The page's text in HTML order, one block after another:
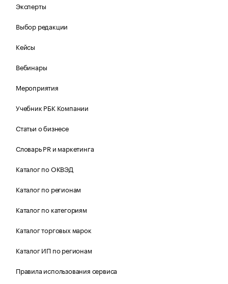
Эксперты
Выбор редакции
Кейсы
Вебинары
Мероприятия
Учебник РБК Компании
Статьи о бизнесе
Словарь PR и маркетинга
Каталог по ОКВЭД
Каталог по регионам
Каталог по категориям
Каталог торговых марок
Каталог ИП по регионам
Правила использования сервиса